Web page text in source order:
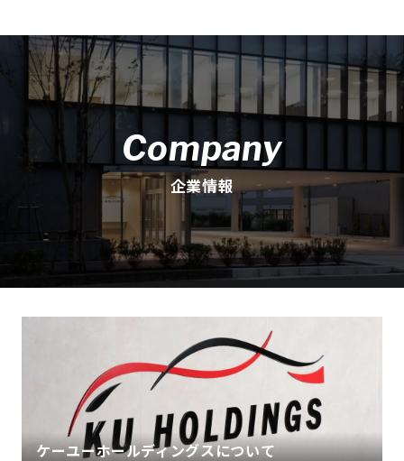
Company
企業情報
ケーユーホールディングスについて